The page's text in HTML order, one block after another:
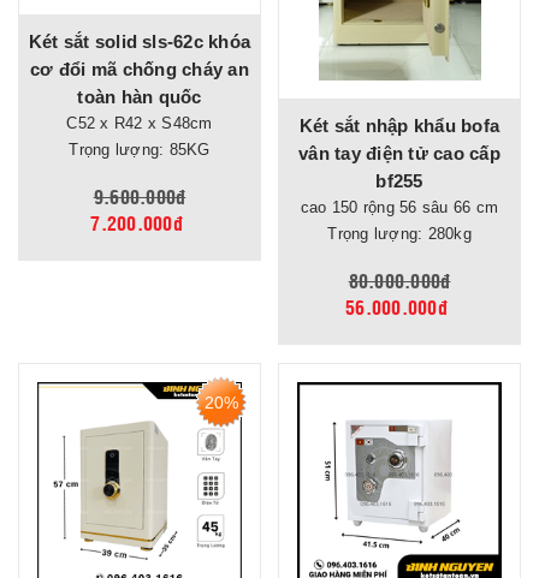
Két sắt solid sls-62c khóa
cơ đổi mã chống cháy an
toàn hàn quốc
C52 x R42 x S48cm
Trọng lượng: 85KG
9.600.000đ
7.200.000đ
Két sắt nhập khẩu bofa
vân tay điện tử cao cấp
bf255
cao 150 rộng 56 sâu 66 cm
Trọng lượng: 280kg
80.000.000đ
56.000.000đ
20%